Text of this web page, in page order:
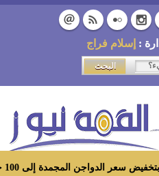
: إسلام فراج
للكيلو بالمجمعات الاستهلاكية ومعارض «أهلاً رمضان»